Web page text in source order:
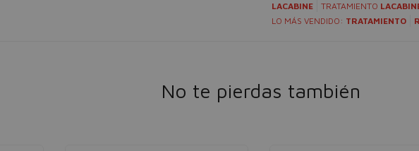
LACABINE TRATAMIENTO
LO MÁS VENDIDO: TRATAMIENTO
No te pierdas también